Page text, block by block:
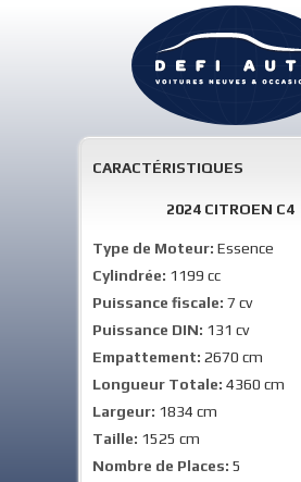
CARACTÉRISTIQUES
2024 CITROEN C4
Type de Moteur: Essence
Cylindrée: 1199 cc
Puissance fiscale: 7 cv
Puissance DIN: 131 cv
Empattement: 2670 cm
Longueur Totale: 4360 cm
Largeur: 1834 cm
Taille: 1525 cm
Nombre de Places: 5